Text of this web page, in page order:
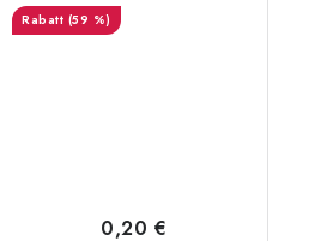
(59 %)
0,20 €